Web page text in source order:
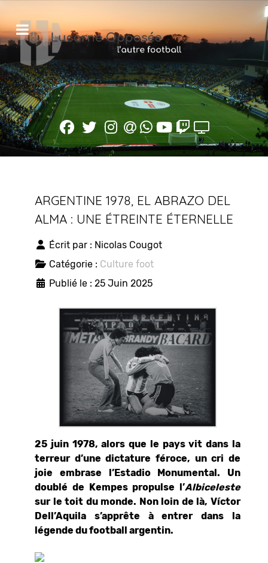
ARGENTINE 1978, EL ABRAZO DEL
ALMA : UNE ÉTREINTE ÉTERNELLE
Écrit par : Nicolas Cougot
Catégorie : Culture foot
Publié le : 25 Juin 2025
25 juin 1978, alors que le pays vit dans la
terreur d’une dictature féroce, un cri de
joie embrase l’Estadio Monumental. Un
doublé de Kempes propulse l’Albiceleste
sur le toit du monde. Non loin de là, Víctor
Dell’Aquila s’apprête à entrer dans la
légende du football argentin.